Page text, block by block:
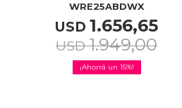
WRE25ABDWX
USD 1.656,65
USD 1.949,00
15